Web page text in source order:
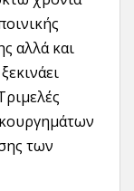
αλλά και
των